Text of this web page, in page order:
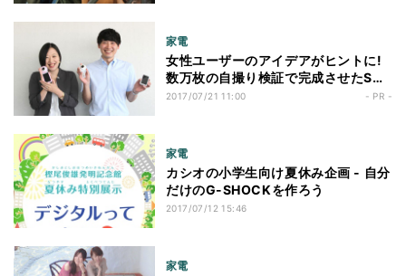
家電
女性ユーザーのアイデアがヒントに!
数万枚の自撮り検証で完成させたSNS
映えするカシオのカメラ「FR100L」
2017/07/21 11:00 - PR -
家電
カシオの小学生向け夏休み企画 - 自分
だけのG-SHOCKを作ろう
2017/07/12 15:46
家電